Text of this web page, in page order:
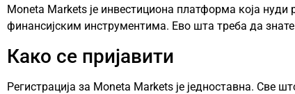
Moneta Markets је инвестициона платформа која
финансијским инструментима. Ево шта треба да
Како се пријавити
Регистрација за Moneta Markets је једноставна. Све